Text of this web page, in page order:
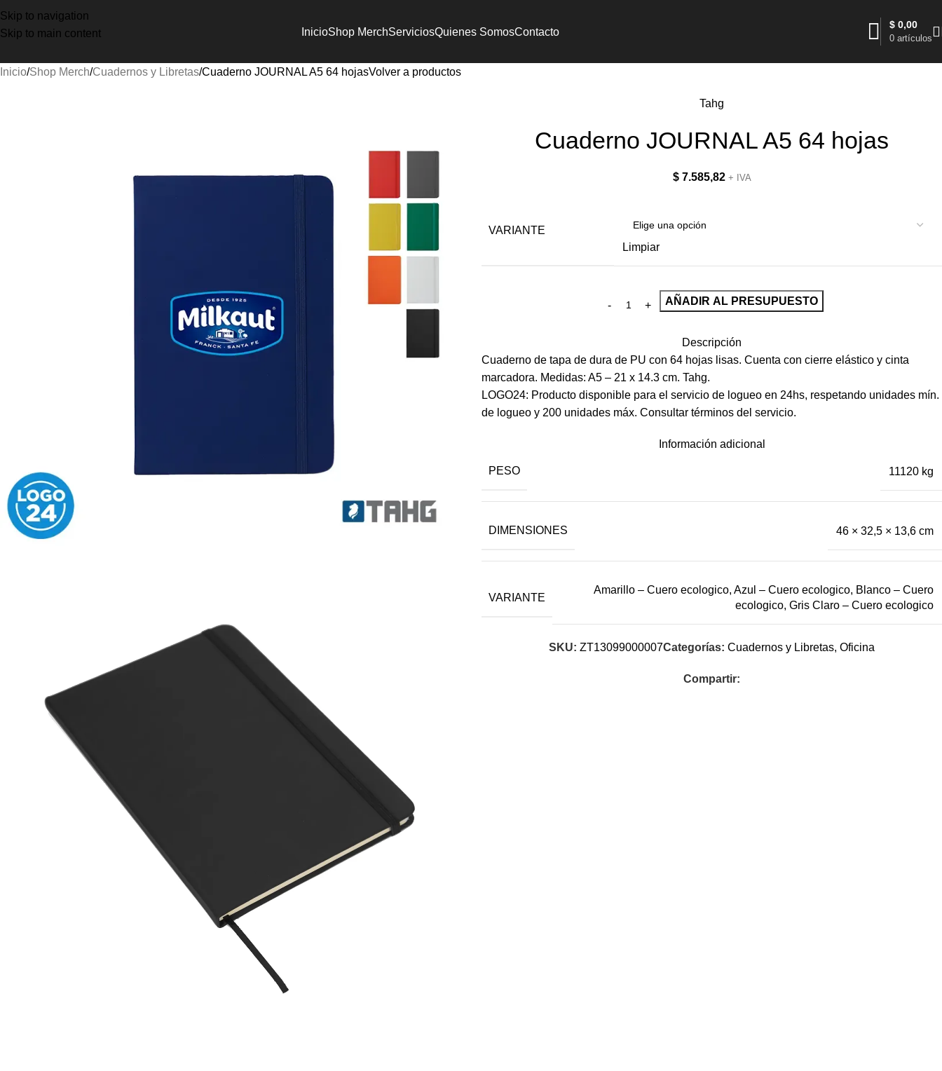
Skip to navigation
Skip to main content
InicioShop MerchServiciosQuienes SomosContacto
0 artículos
$ 0,00
Inicio Shop Merch Cuadernos y Libretas Cuaderno JOURNAL A5 64 hojasVolver a productos
Tahg
Cuaderno JOURNAL A5 64 hojas
$7.585,82 + IVA
VARIANTE
Limpiar
AÑADIR AL PRESUPUESTO
Descripción
Cuaderno de tapa de dura de PU con 64 hojas lisas. Cuenta con cierre elástico y cinta
marcadora. Medidas: A5 – 21 x 14.3 cm. Tahg.
LOGO24: Producto disponible para el servicio de logueo en 24hs, respetando unidades mín.
de logueo y 200 unidades máx. Consultar términos del servicio.
Información adicional
PESO 11120 kg
DIMENSIONES 46 × 32,5 × 13,6 cm
VARIANTE
Amarillo – Cuero ecologico, Azul – Cuero ecologico, Blanco – Cuero
ecologico, Gris Claro – Cuero ecologico
SKU: ZT13099000007Categorías: Cuadernos y Libretas, Oficina
Compartir: